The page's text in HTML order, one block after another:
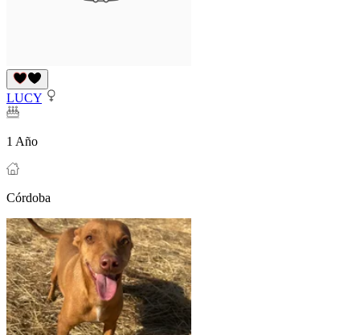
LUCY
1 Año
Córdoba